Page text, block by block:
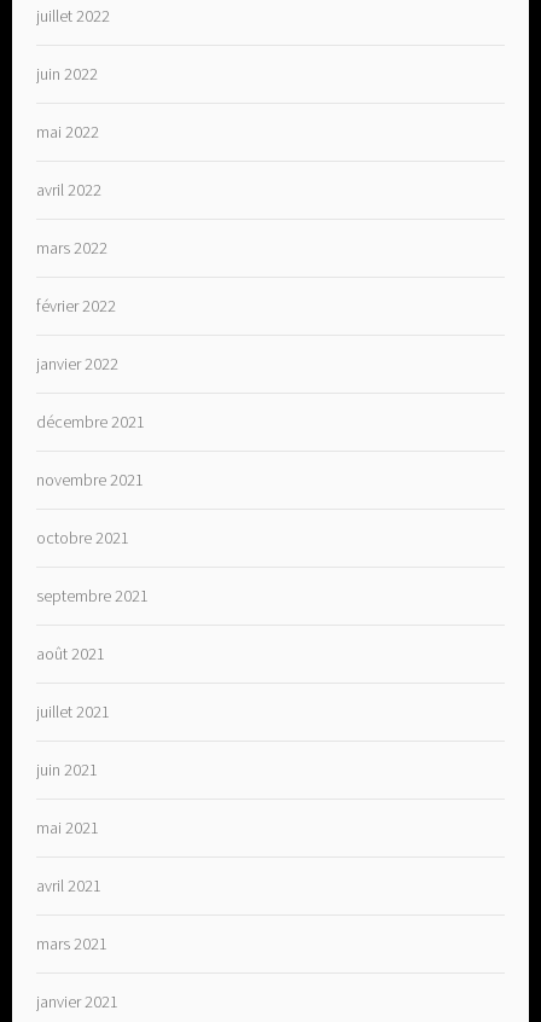
juillet 2022
juin 2022
mai 2022
avril 2022
mars 2022
février 2022
janvier 2022
décembre 2021
novembre 2021
octobre 2021
septembre 2021
août 2021
juillet 2021
juin 2021
mai 2021
avril 2021
mars 2021
janvier 2021